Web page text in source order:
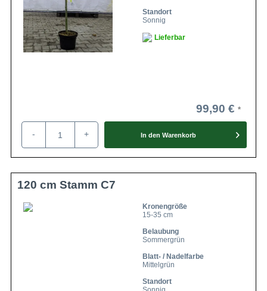
Standort
Sonnig
Lieferbar
99,90 €
- + In den Warenkorb
120 cm Stamm C7
Kronengröße
15-35 cm
Belaubung
Sommergrün
Blatt- / Nadelfarbe
Mittelgrün
Standort